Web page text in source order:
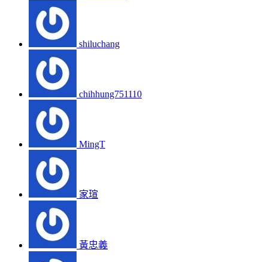
shiluchang
chihhung751110
MingT
家瑄
黃忠義